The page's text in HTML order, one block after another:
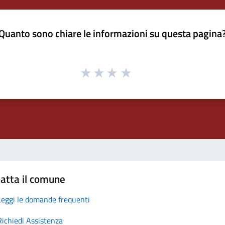
sono chiare le informazioni su questa
il comune
le domande frequenti
Assistenza